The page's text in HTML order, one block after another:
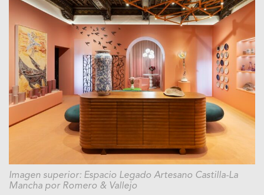
Imagen superior: Espacio Legado Artesano Castilla-La
Mancha por Romero & Vallejo